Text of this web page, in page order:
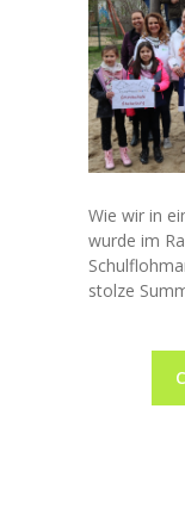
Wie wir in
wurde im
stolze